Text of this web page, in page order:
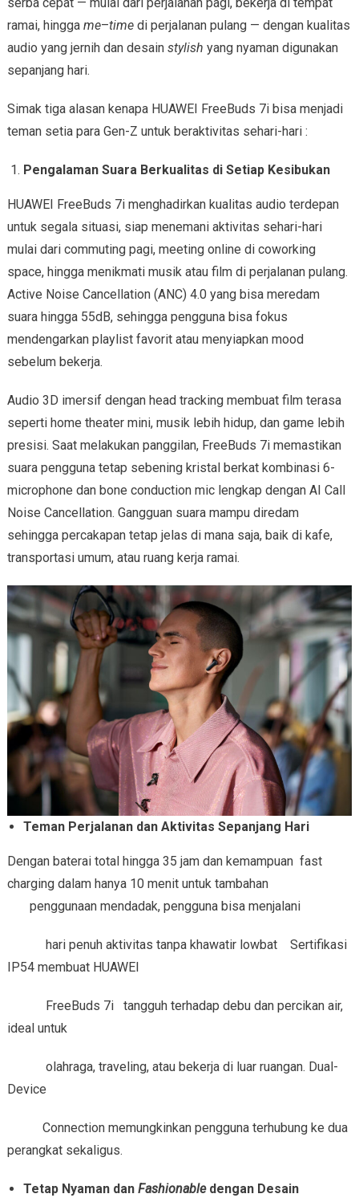
serba cepat — mulai dari perjalanan pagi, bekerja di tempat
ramai, hingga me–timedi perjalanan pulang — dengan kualitas
audio yang jernih dan desain stylish yang nyaman digunakan
sepanjang hari.
Simak tiga alasan kenapa HUAWEI FreeBuds 7i bisa menjadi
teman setia para Gen-Z untuk beraktivitas sehari-hari :
Pengalaman Suara Berkualitas di Setiap Kesibukan
HUAWEI FreeBuds 7i menghadirkan kualitas audio terdepan
untuk segala situasi, siap menemani aktivitas sehari-hari
mulai dari commuting pagi, meeting online di coworking
space, hingga menikmati musik atau film di perjalanan pulang.
Active Noise Cancellation (ANC) 4.0 yang bisa meredam
suara hingga 55dB, sehingga pengguna bisa fokus
mendengarkan playlist favorit atau menyiapkan mood
sebelum bekerja.
Audio 3D imersif dengan head tracking membuat film terasa
seperti home theater mini, musik lebih hidup, dan game lebih
presisi. Saat melakukan panggilan, FreeBuds 7i memastikan
suara pengguna tetap sebening kristal berkat kombinasi 6-
microphone dan bone conduction mic lengkap dengan AI Call
Noise Cancellation. Gangguan suara mampu diredam
sehingga percakapan tetap jelas di mana saja, baik di kafe,
transportasi umum, atau ruang kerja ramai.
Teman Perjalanan dan Aktivitas Sepanjang Hari
Dengan baterai total hingga 35 jam dan kemampuan fast
charging dalam hanya 10 menit untuk tambahan
penggunaan mendadak, pengguna bisa menjalani
hari penuh aktivitas tanpa khawatir lowbat Sertifikasi
IP54 membuat HUAWEI
FreeBuds 7i tangguh terhadap debu dan percikan air,
ideal untuk
olahraga, traveling, atau bekerja di luar ruangan. Dual-
Device
Connection memungkinkan pengguna terhubung ke dua
perangkat sekaligus.
Tetap Nyaman dan Fashionabledengan Desain